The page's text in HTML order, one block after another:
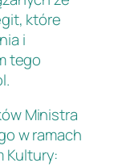
które
i
tego
Ministra
w ramach
Kultury: